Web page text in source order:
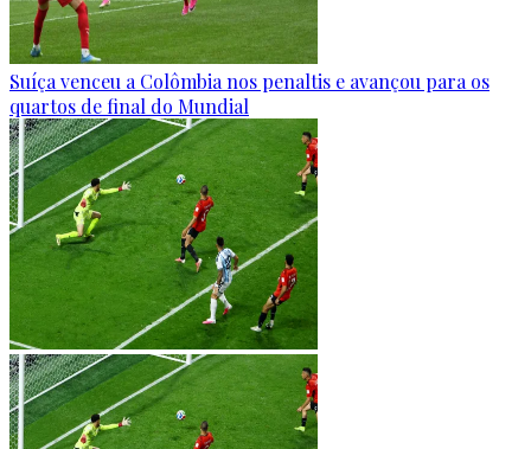
Suíça venceu a Colômbia nos penaltis e avançou para os
quartos de final do Mundial